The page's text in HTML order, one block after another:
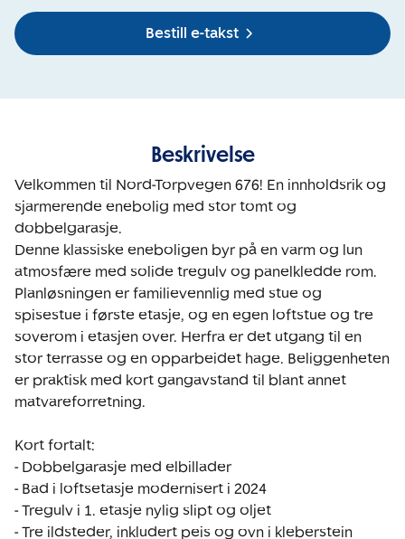
Bestill e-takst
Beskrivelse
Velkommen til Nord-Torpvegen 676! En innholdsrik og
sjarmerende enebolig med stor tomt og
dobbelgarasje.
Denne klassiske eneboligen byr på en varm og lun
atmosfære med solide tregulv og panelkledde rom.
Planløsningen er familievennlig med stue og
spisestue i første etasje, og en egen loftstue og tre
soverom i etasjen over. Herfra er det utgang til en
stor terrasse og en opparbeidet hage. Beliggenheten
er praktisk med kort gangavstand til blant annet
matvareforretning.
Kort fortalt:
- Dobbelgarasje med elbillader
- Bad i loftsetasje modernisert i 2024
- Tregulv i 1. etasje nylig slipt og oljet
- Tre ildsteder, inkludert peis og ovn i kleberstein